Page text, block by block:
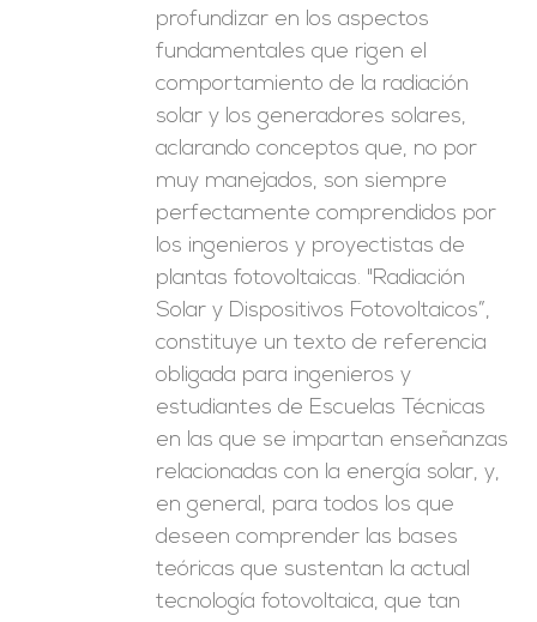
profundizar en los aspectos
fundamentales que rigen el
comportamiento de la radiación
solar y los generadores solares,
aclarando conceptos que, no por
muy manejados, son siempre
perfectamente comprendidos por
los ingenieros y proyectistas de
plantas fotovoltaicas. "Radiación
Solar y Dispositivos Fotovoltaicos”,
constituye un texto de referencia
obligada para ingenieros y
estudiantes de Escuelas Técnicas
en las que se impartan enseñanzas
relacionadas con la energía solar, y,
en general, para todos los que
deseen comprender las bases
teóricas que sustentan la actual
tecnología fotovoltaica, que tan